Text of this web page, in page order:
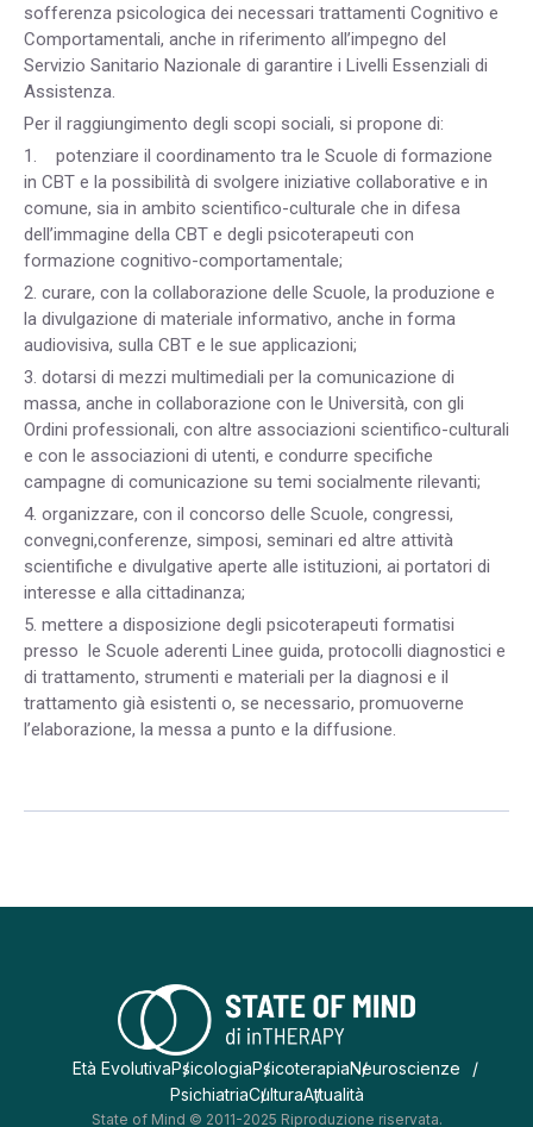
sofferenza psicologica dei necessari trattamenti Cognitivo e
Comportamentali, anche in riferimento all’impegno del
Servizio Sanitario Nazionale di garantire i Livelli Essenziali di
Assistenza.
Per il raggiungimento degli scopi sociali, si propone di:
1. potenziare il coordinamento tra le Scuole di formazione
in CBT e la possibilità di svolgere iniziative collaborative e in
comune, sia in ambito scientifico-culturale che in difesa
dell’immagine della CBT e degli psicoterapeuti con
formazione cognitivo-comportamentale;
2. curare, con la collaborazione delle Scuole, la produzione e
la divulgazione di materiale informativo, anche in forma
audiovisiva, sulla CBT e le sue applicazioni;
3. dotarsi di mezzi multimediali per la comunicazione di
massa, anche in collaborazione con le Università, con gli
Ordini professionali, con altre associazioni scientifico-culturali
e con le associazioni di utenti, e condurre specifiche
campagne di comunicazione su temi socialmente rilevanti;
4. organizzare, con il concorso delle Scuole, congressi,
convegni,conferenze, simposi, seminari ed altre attività
scientifiche e divulgative aperte alle istituzioni, ai portatori di
interesse e alla cittadinanza;
5. mettere a disposizione degli psicoterapeuti formatisi
presso le Scuole aderenti Linee guida, protocolli diagnostici e
di trattamento, strumenti e materiali per la diagnosi e il
trattamento già esistenti o, se necessario, promuoverne
l’elaborazione, la messa a punto e la diffusione.
Età EvolutivaPsicologiaPsicoterapiaNeuroscienze
PsichiatriaCulturaAttualità
State of Mind © 2011-2025 Riproduzione riservata.